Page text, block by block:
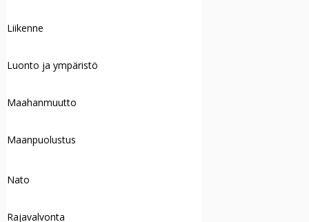
Liikenne
Luonto ja ympäristö
Maahanmuutto
Maanpuolustus
Nato
Rajavalvonta